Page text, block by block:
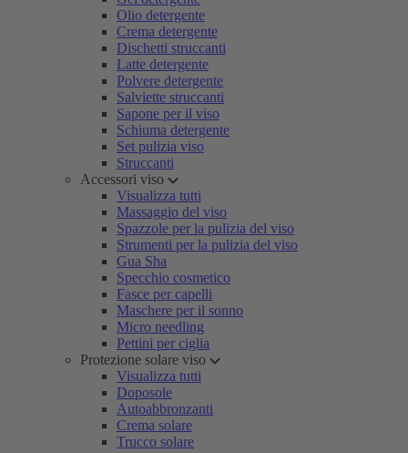
Olio detergente
Crema detergente
Dischetti struccanti
Latte detergente
Polvere detergente
Salviette struccanti
Sapone per il viso
Schiuma detergente
Set pulizia viso
Struccanti
Accessori viso
Visualizza tutti
Massaggio del viso
Spazzole per la pulizia del viso
Strumenti per la pulizia del viso
Gua Sha
Specchio cosmetico
Fasce per capelli
Maschere per il sonno
Micro needling
Pettini per ciglia
Protezione solare viso
Visualizza tutti
Doposole
Autoabbronzanti
Crema solare
Trucco solare